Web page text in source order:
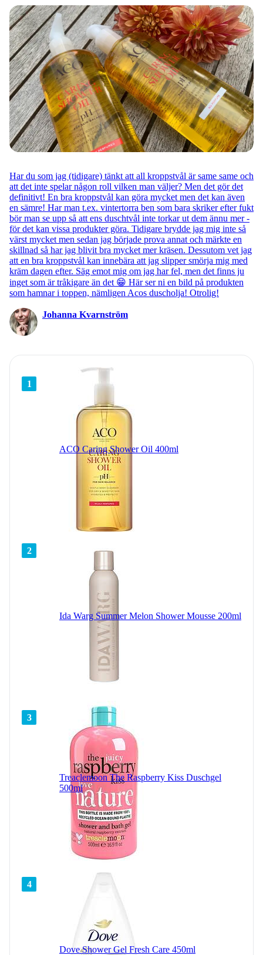
Har du som jag (tidigare) tänkt att all kroppstvål är same same och
att det inte spelar någon roll vilken man väljer? Men det gör det
definitivt! En bra kroppstvål kan göra mycket men det kan även
en sämre! Har man t.ex. vintertorra ben som bara skriker efter fukt
bör man se upp så att ens duschtvål inte torkar ut dem ännu mer -
för det kan vissa produkter göra. Tidigare brydde jag mig inte så
värst mycket men sedan jag började prova annat och märkte en
skillnad så har jag blivit bra mycket mer kräsen. Dessutom vet jag
att en bra kroppstvål kan innebära att jag slipper smörja mig med
kräm dagen efter. Säg emot mig om jag har fel, men det finns ju
inget som är tråkigare än det 😁 Här ser ni en bild på produkten
som hamnar i toppen, nämligen Acos duscholja! Otrolig!
Johanna Kvarnström
1
ACO Caring Shower Oil 400ml
2
Ida Warg Summer Melon Shower Mousse 200ml
3
Treaclemoon The Raspberry Kiss Duschgel
500ml
4
Dove Shower Gel Fresh Care 450ml